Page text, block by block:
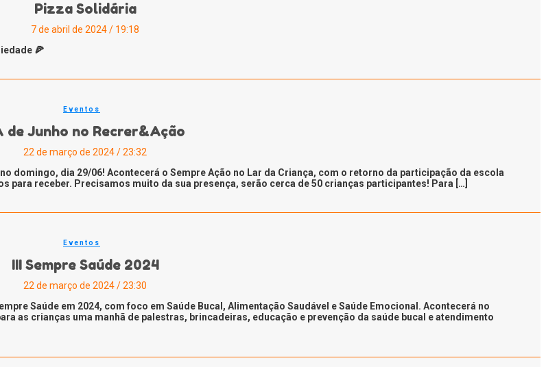
Pizza Solidária
7 de abril de 2024 / 19:18
🍕
Eventos
de Junho no Recrer&Ação
22 de março de 2024 / 23:32
domingo, dia 29/06! Acontecerá o Sempre Ação no Lar da Criança, com o retorno da participação da escola
para receber. Precisamos muito da sua presença, serão cerca de 50 crianças participantes! Para […]
Eventos
III Sempre Saúde 2024
22 de março de 2024 / 23:30
Saúde em 2024, com foco em Saúde Bucal, Alimentação Saudável e Saúde Emocional. Acontecerá no
as crianças uma manhã de palestras, brincadeiras, educação e prevenção da saúde bucal e atendimento